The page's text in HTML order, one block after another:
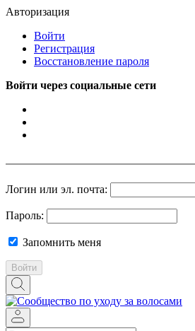
Авторизация
Войти
Регистрация
Восстановление пароля
Войти через социальные сети
Логин или эл. почта:
Пароль:
Запомнить меня
Войти